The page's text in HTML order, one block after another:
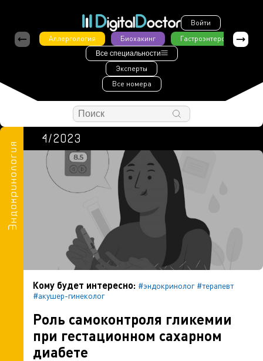
Войти
Аллергология
Биохакинг Гастроэнтерология
Все специальности
Эксперты
Все номера
Эндокринология
4/2023
Кому будет интересно: #эндокринолог #терапевт
#акушер-гинеколог
Роль самоконтроля гликемии
при гестационном сахарном
диабете